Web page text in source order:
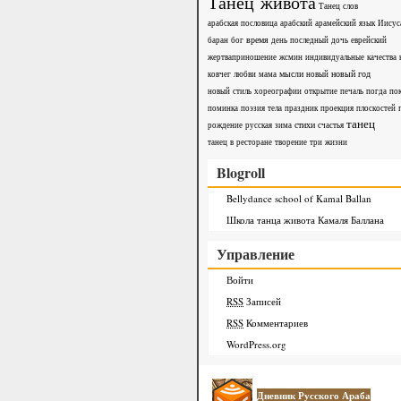
Танец слов
арабская пословица арабский арамейский язык
баран бог время день последный дочь еврейский
жертваприношение жсмин индивидуальные качества
ковчег любви мама мысли новый новый год
новый стиль хореографии открытие печаль погда
поминка поэзия тела праздник проекция плоскостей
рождение русская зима стихи счастья танец
танец в ресторане творение три жизни
Blogroll
Bellydance school of Kamal Ballan
Школа танца живота Камаля Баллана
Управление
Войти
RSS Записей
RSS Комментариев
WordPress.org
Дневник Русского Араба